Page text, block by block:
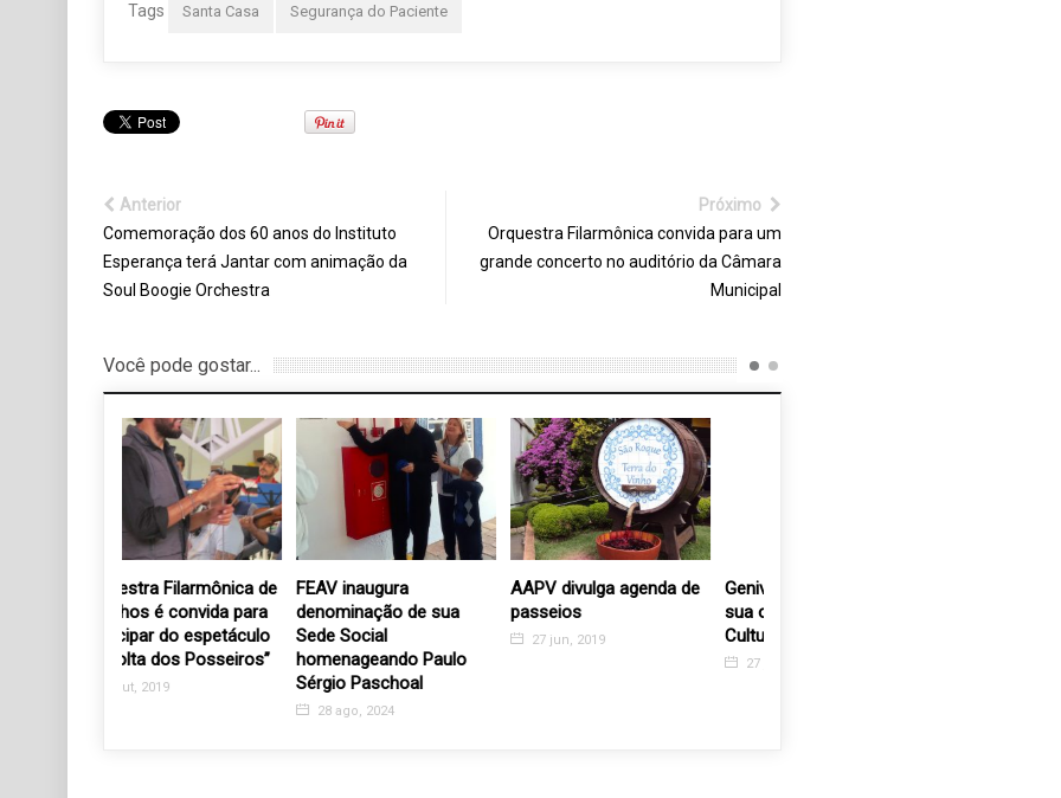
Tags Santa Casa Segurança do Paciente
Anterior
Comemoração dos 60 anos do Instituto
Esperança terá Jantar com animação da
Soul Boogie Orchestra
Próximo
Orquestra Filarmônica convida para um
grande concerto no auditório da Câmara
Municipal
Você pode gostar...
FEAV inaugura
denominação de sua
Sede Social
homenageando Paulo
Sérgio Paschoal
AAPV divulga agenda de
passeios
27 jun, 2019
Genivaldo Amorim expõe
sua obra no Centro
Cultural Vicente Musselli